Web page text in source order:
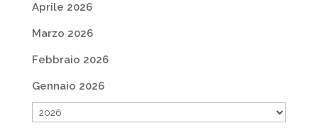
Aprile 2026
Marzo 2026
Febbraio 2026
Gennaio 2026